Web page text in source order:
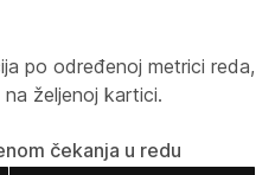
po određenoj metrici reda,
na željenoj kartici.
čekanja u redu